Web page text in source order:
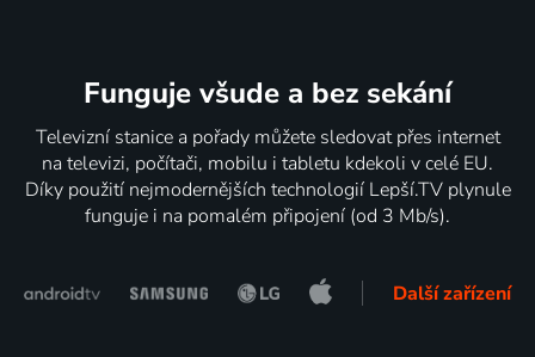
Funguje všude a bez sekání
Televizní stanice a pořady můžete sledovat přes internet
na televizi, počítači, mobilu i tabletu kdekoli v celé EU.
Díky použití nejmodernějších technologií Lepší.TV plynule
funguje i na pomalém připojení (od 3 Mb/s).
Další zařízení